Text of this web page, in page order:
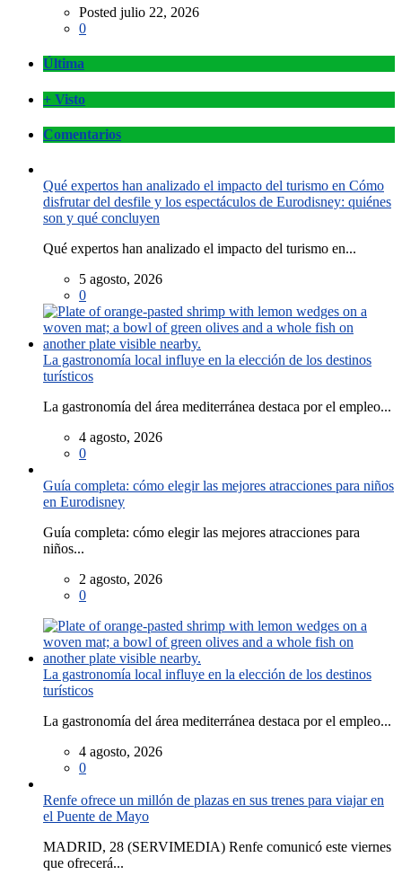
Posted julio 22, 2026
0
Última
+ Visto
Comentarios
Qué expertos han analizado el impacto del turismo en Cómo
disfrutar del desfile y los espectáculos de Eurodisney: quiénes
son y qué concluyen
Qué expertos han analizado el impacto del turismo en...
5 agosto, 2026
0
La gastronomía local influye en la elección de los destinos
turísticos
La gastronomía del área mediterránea destaca por el empleo...
4 agosto, 2026
0
Guía completa: cómo elegir las mejores atracciones para niños
en Eurodisney
Guía completa: cómo elegir las mejores atracciones para
niños...
2 agosto, 2026
0
La gastronomía local influye en la elección de los destinos
turísticos
La gastronomía del área mediterránea destaca por el empleo...
4 agosto, 2026
0
Renfe ofrece un millón de plazas en sus trenes para viajar en
el Puente de Mayo
MADRID, 28 (SERVIMEDIA) Renfe comunicó este viernes
que ofrecerá...